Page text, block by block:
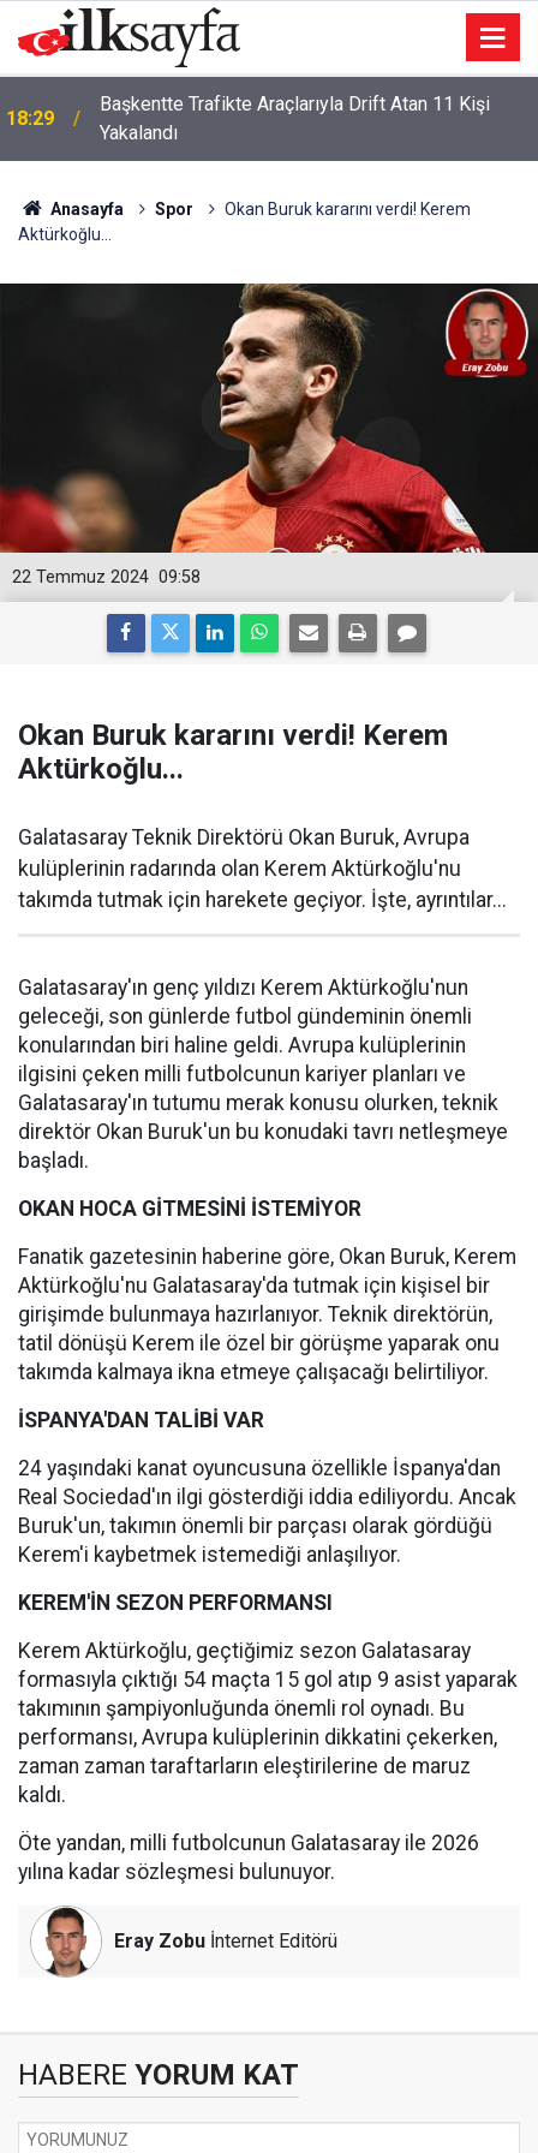
18:29
Başkentte Trafikte Araçlarıyla Drift Atan 11 Kişi
Yakalandı
18:24
Mhp Genel Başkan Yardımcısı Yıldırım, Niğde'de
Konuştu:
Anasayfa Spor
Okan Buruk kararını verdi! Kerem
Aktürkoğlu...
09:58
22 Temmuz 2024
Okan Buruk kararını verdi! Kerem
Aktürkoğlu...
Galatasaray Teknik Direktörü Okan Buruk, Avrupa
kulüplerinin radarında olan Kerem Aktürkoğlu'nu
takımda tutmak için harekete geçiyor. İşte, ayrıntılar...
Galatasaray'ın genç yıldızı Kerem Aktürkoğlu'nun
geleceği, son günlerde futbol gündeminin önemli
konularından biri haline geldi. Avrupa kulüplerinin
ilgisini çeken milli futbolcunun kariyer planları ve
Galatasaray'ın tutumu merak konusu olurken, teknik
direktör Okan Buruk'un bu konudaki tavrı netleşmeye
başladı.
OKAN HOCA GİTMESİNİ İSTEMİYOR
Fanatik gazetesinin haberine göre, Okan Buruk, Kerem
Aktürkoğlu'nu Galatasaray'da tutmak için kişisel bir
girişimde bulunmaya hazırlanıyor. Teknik direktörün,
tatil dönüşü Kerem ile özel bir görüşme yaparak onu
takımda kalmaya ikna etmeye çalışacağı belirtiliyor.
İSPANYA'DAN TALİBİ VAR
24 yaşındaki kanat oyuncusuna özellikle İspanya'dan
Real Sociedad'ın ilgi gösterdiği iddia ediliyordu. Ancak
Buruk'un, takımın önemli bir parçası olarak gördüğü
Kerem'i kaybetmek istemediği anlaşılıyor.
KEREM'İN SEZON PERFORMANSI
Kerem Aktürkoğlu, geçtiğimiz sezon Galatasaray
formasıyla çıktığı 54 maçta 15 gol atıp 9 asist yaparak
takımının şampiyonluğunda önemli rol oynadı. Bu
performansı, Avrupa kulüplerinin dikkatini çekerken,
zaman zaman taraftarların eleştirilerine de maruz
kaldı.
Öte yandan, milli futbolcunun Galatasaray ile 2026
yılına kadar sözleşmesi bulunuyor.
Eray Zobu İnternet Editörü
HABERE YORUM KAT